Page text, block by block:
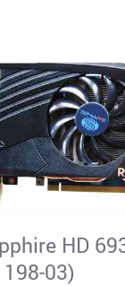
HD
03)